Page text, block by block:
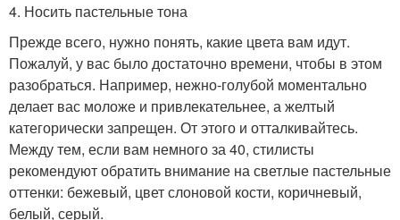
4. Носить пастельные тона
Прежде всего, нужно понять, какие цвета вам идут.
Пожалуй, у вас было достаточно времени, чтобы в этом
разобраться. Например, нежно-голубой моментально
делает вас моложе и привлекательнее, а желтый
категорически запрещен. От этого и отталкивайтесь.
Между тем, если вам немного за 40, стилисты
рекомендуют обратить внимание на светлые пастельные
оттенки: бежевый, цвет слоновой кости, коричневый,
белый, серый.